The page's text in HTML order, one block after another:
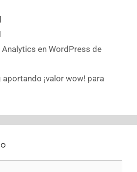
en WordPress de
aportando ¡valor wow! para